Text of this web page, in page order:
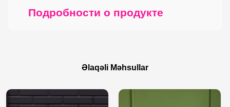
Подробности о продукте
Əlaqəli Məhsullar